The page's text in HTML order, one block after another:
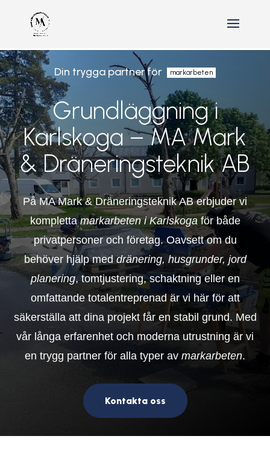
Din trygga partner för markarbeten
Grundläggning i
Karlskoga – MA Mark
& Dräneringsteknik AB
På MA Mark & Dräneringsteknik AB erbjuder vi
komplettamarkarbeten i Karlskogaför både
privatpersoner och företag. Oavsett om du
behöver hjälp meddränering, husgrunder, jord
planering, tomtjustering, schaktning eller en
omfattande totalentreprenad är vi här för att
säkerställa att dina projekt får en stabil grund. Med
vår långa erfarenhet och moderna utrustning är vi
en trygg partner för alla typer av markarbeten.
Kontakta oss